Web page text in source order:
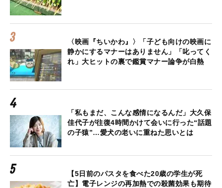
〈映画『ちいかわ』〉「子ども向けの映画に
静かにするマナーはありません」「叱ってく
れ」大ヒットの裏で鑑賞マナー論争が白熱
「私もまだ、こんな感情になるんだ」大久保
佳代子が往復4時間かけて会いに行った“話題
の子猿”…愛犬の老いに重ねた思いとは
【5日前のパスタを食べた20歳の学生が死
亡】電子レンジの再加熱での殺菌効果も期待